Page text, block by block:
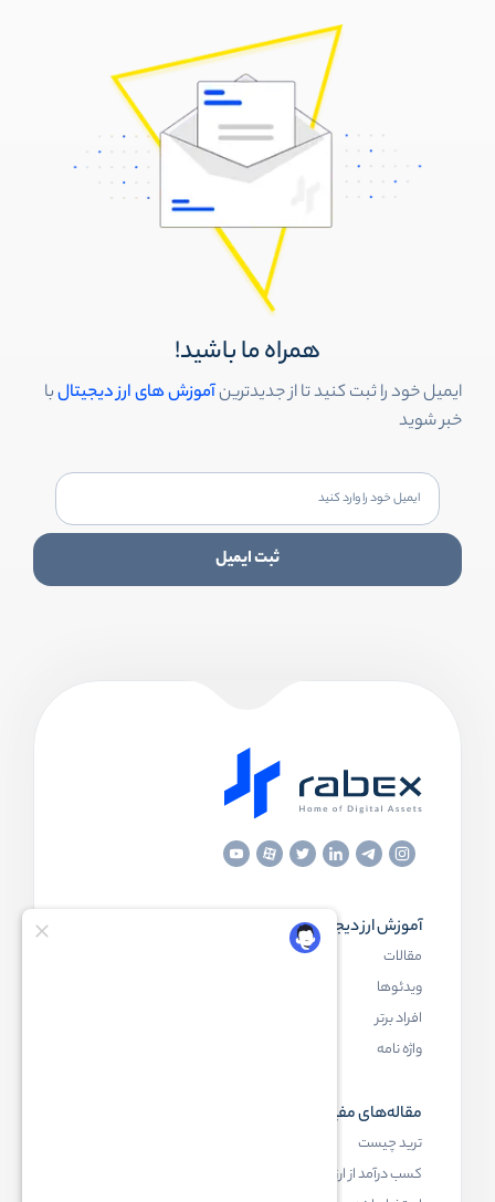
همراه ما باشید!
ایمیل خود را ثبت کنید تا از جدیدترینآموزش های ارز دیجیتالبا
خبر شوید
ثبت ایمیل
آموزش ارز دیجیتال
مقالات
ویدئوها
افراد برتر
واژه نامه
مقاله‌های مفید
ترید چیست
کسب درآمد از ارز دیجیتال